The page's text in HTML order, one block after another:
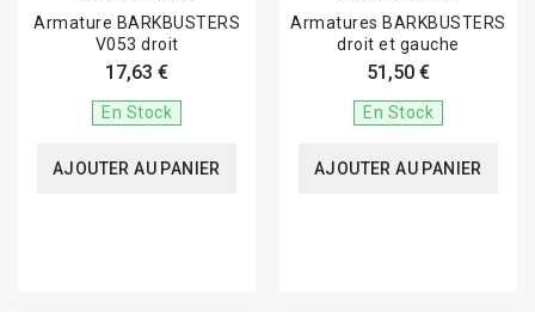
Armature BARKBUSTERS
V053 droit
17,63 €
En Stock
AJOUTER AU PANIER
Armatures BARKBUSTERS
droit et gauche
51,50 €
En Stock
AJOUTER AU PANIER